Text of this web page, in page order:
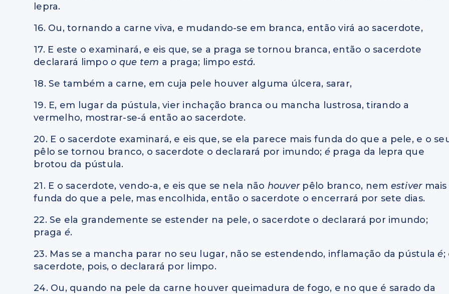
lepra.
16. Ou, tornando a carne viva, e mudando-se em branca, então virá ao sacerdote,
17. E este o examinará, e eis que, se a praga se tornou branca, então o sacerdote
declarará limpoo que tem a praga; limpoestá.
18. Se também a carne, em cuja pele houver alguma úlcera, sarar,
19. E, em lugar da pústula, vier inchação branca ou mancha lustrosa, tirando a
vermelho, mostrar-se-á então ao sacerdote.
20. E o sacerdote examinará, e eis que, se ela parece mais funda do que a pele, e o
pêlo se tornou branco, o sacerdote o declarará por imundo; é praga da lepra que
brotou da pústula.
21. E o sacerdote, vendo-a, e eis que se nela não houver pêlo branco, nem estiver mais
funda do que a pele, mas encolhida, então o sacerdote o encerrará por sete dias.
22. Se ela grandemente se estender na pele, o sacerdote o declarará por imundo;
praga é.
23. Mas se a mancha parar no seu lugar, não se estendendo, inflamação da pústulaé;
sacerdote, pois, o declarará por limpo.
24. Ou, quando na pele da carne houver queimadura de fogo, e no que é sarado da